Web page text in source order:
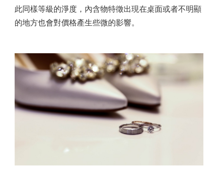
此同樣等級的淨度，內含物特徵出現在桌面或者不明顯
的地方也會對價格產生些微的影響。